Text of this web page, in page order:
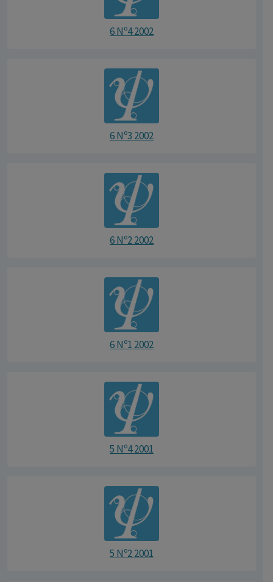
6 Nº4 2002
6 Nº3 2002
6 Nº2 2002
6 Nº1 2002
5 Nº4 2001
5 Nº2 2001